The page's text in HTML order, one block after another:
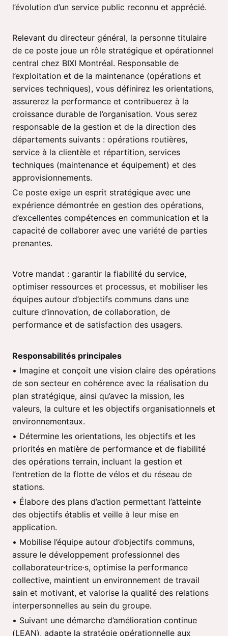
l’évolution d’un service public reconnu et apprécié.
Relevant du directeur général, la personne titulaire
de ce poste joue un rôle stratégique et opérationnel
central chez BIXI Montréal. Responsable de
l’exploitation et de la maintenance (opérations et
services techniques), vous définirez les orientations,
assurerez la performance et contribuerez à la
croissance durable de l’organisation. Vous serez
responsable de la gestion et de la direction des
départements suivants : opérations routières,
service à la clientèle et répartition, services
techniques (maintenance et équipement) et des
approvisionnements.
Ce poste exige un esprit stratégique avec une
expérience démontrée en gestion des opérations,
d’excellentes compétences en communication et la
capacité de collaborer avec une variété de parties
prenantes.
Votre mandat : garantir la fiabilité du service,
optimiser ressources et processus, et mobiliser les
équipes autour d’objectifs communs dans une
culture d’innovation, de collaboration, de
performance et de satisfaction des usagers.
Responsabilités principales
• Imagine et conçoit une vision claire des opérations
de son secteur en cohérence avec la réalisation du
plan stratégique, ainsi qu’avec la mission, les
valeurs, la culture et les objectifs organisationnels et
environnementaux.
• Détermine les orientations, les objectifs et les
priorités en matière de performance et de fiabilité
des opérations terrain, incluant la gestion et
l’entretien de la flotte de vélos et du réseau de
stations.
• Élabore des plans d’action permettant l’atteinte
des objectifs établis et veille à leur mise en
application.
• Mobilise l’équipe autour d’objectifs communs,
assure le développement professionnel des
collaborateur·trice·s, optimise la performance
collective, maintient un environnement de travail
sain et motivant, et valorise la qualité des relations
interpersonnelles au sein du groupe.
• Suivant une démarche d’amélioration continue
(LEAN), adapte la stratégie opérationnelle aux